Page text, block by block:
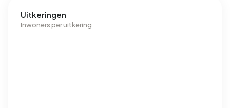
Uitkeringen
Inwoners per uitkering